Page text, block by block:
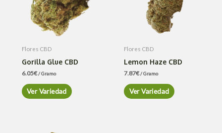
Flores CBD
Gorilla Glue CBD
6.05€/ Gramo
Ver Variedad
Flores CBD
Lemon Haze CBD
7.87€/ Gramo
Ver Variedad